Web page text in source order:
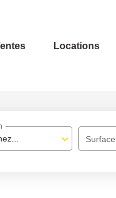
Locations